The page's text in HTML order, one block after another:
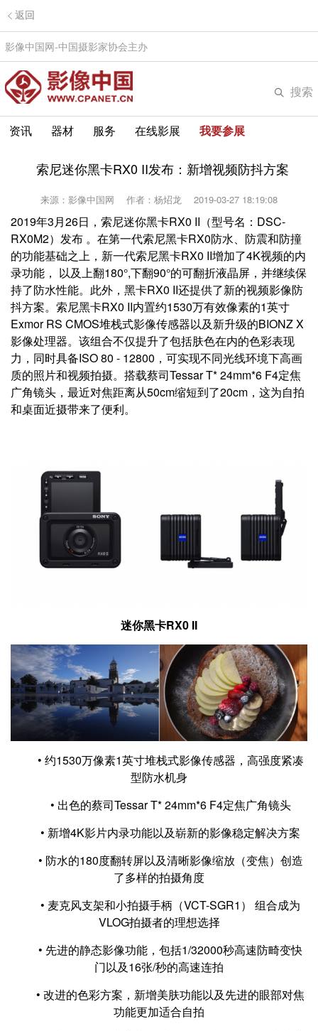
返回
影像中国网-中国摄影家协会主办
搜索
资讯 器材 服务 在线影展 我要参展
索尼迷你黑卡RX0 II发布：新增视频防抖方案
来源：影像中国网 作者：杨炤龙 2019-03-27 18:19:08
2019年3月26日，索尼迷你黑卡RX0 II（型号名：DSC-
RX0M2）发布 。在第一代索尼黑卡RX0防水、防震和防撞
的功能基础之上，新一代索尼黑卡RX0 II增加了4K视频的内
录功能， 以及上翻180°,下翻90°的可翻折液晶屏，并继续保
持了防水性能。此外，黑卡RX0 II还提供了新的视频影像防
抖方案。索尼黑卡RX0 II内置约1530万有效像素的1英寸
Exmor RS CMOS堆栈式影像传感器以及新升级的BIONZ X
影像处理器。该组合不仅提升了包括肤色在内的色彩表现
力，同时具备ISO 80 - 12800，可实现不同光线环境下高画
质的照片和视频拍摄。搭载蔡司Tessar T* 24mm*6 F4定焦
广角镜头，最近对焦距离从50cm缩短到了20cm，这为自拍
和桌面近摄带来了便利。
迷你黑卡RX0 II
• 约1530万像素1英寸堆栈式影像传感器，高强度紧凑
型防水机身
• 出色的蔡司Tessar T* 24mm*6 F4定焦广角镜头
• 新增4K影片内录功能以及崭新的影像稳定解决方案
• 防水的180度翻转屏以及清晰影像缩放（变焦）创造
了多样的拍摄角度
• 麦克风支架和小拍摄手柄（VCT-SGR1） 组合成为
VLOG拍摄者的理想选择
• 先进的静态影像功能，包括1/32000秒高速防畸变快
门以及16张/秒的高速连拍
• 改进的色彩方案，新增美肤功能以及先进的眼部对焦
功能更加适合自拍